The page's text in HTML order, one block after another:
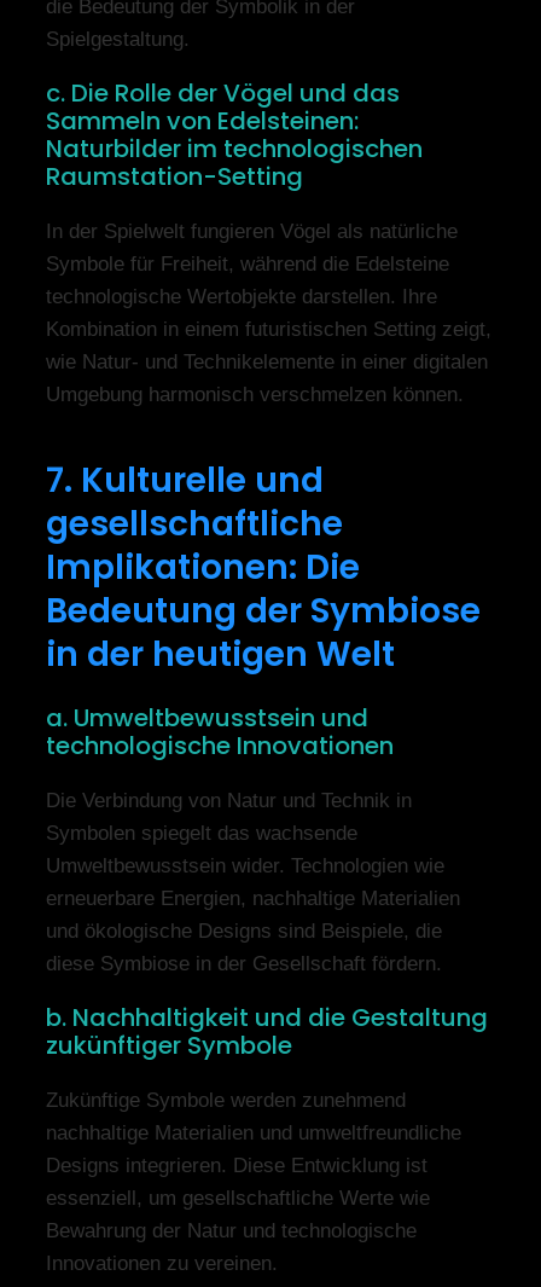
die Bedeutung der Symbolik in der
Spielgestaltung.
c. Die Rolle der Vögel und das
Sammeln von Edelsteinen:
Naturbilder im technologischen
Raumstation-Setting
In der Spielwelt fungieren Vögel als natürliche
Symbole für Freiheit, während die Edelsteine
technologische Wertobjekte darstellen. Ihre
Kombination in einem futuristischen Setting zeigt,
wie Natur- und Technikelemente in einer digitalen
Umgebung harmonisch verschmelzen können.
7. Kulturelle und
gesellschaftliche
Implikationen: Die
Bedeutung der Symbiose
in der heutigen Welt
a. Umweltbewusstsein und
technologische Innovationen
Die Verbindung von Natur und Technik in
Symbolen spiegelt das wachsende
Umweltbewusstsein wider. Technologien wie
erneuerbare Energien, nachhaltige Materialien
und ökologische Designs sind Beispiele, die
diese Symbiose in der Gesellschaft fördern.
b. Nachhaltigkeit und die Gestaltung
zukünftiger Symbole
Zukünftige Symbole werden zunehmend
nachhaltige Materialien und umweltfreundliche
Designs integrieren. Diese Entwicklung ist
essenziell, um gesellschaftliche Werte wie
Bewahrung der Natur und technologische
Innovationen zu vereinen.